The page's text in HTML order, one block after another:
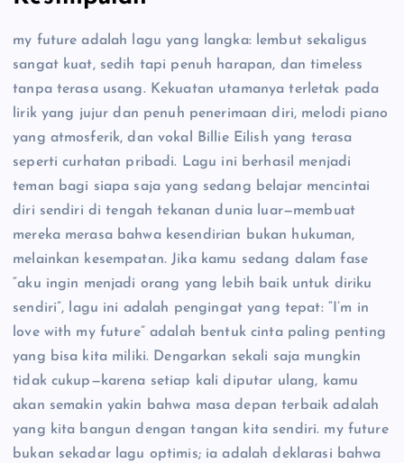
my future adalah lagu yang langka: lembut sekaligus
sangat kuat, sedih tapi penuh harapan, dan timeless
tanpa terasa usang. Kekuatan utamanya terletak pada
lirik yang jujur dan penuh penerimaan diri, melodi piano
yang atmosferik, dan vokal Billie Eilish yang terasa
seperti curhatan pribadi. Lagu ini berhasil menjadi
teman bagi siapa saja yang sedang belajar mencintai
diri sendiri di tengah tekanan dunia luar—membuat
mereka merasa bahwa kesendirian bukan hukuman,
melainkan kesempatan. Jika kamu sedang dalam fase
“aku ingin menjadi orang yang lebih baik untuk diriku
sendiri”, lagu ini adalah pengingat yang tepat: “I’m in
love with my future” adalah bentuk cinta paling penting
yang bisa kita miliki. Dengarkan sekali saja mungkin
tidak cukup—karena setiap kali diputar ulang, kamu
akan semakin yakin bahwa masa depan terbaik adalah
yang kita bangun dengan tangan kita sendiri. my future
bukan sekadar lagu optimis; ia adalah deklarasi bahwa